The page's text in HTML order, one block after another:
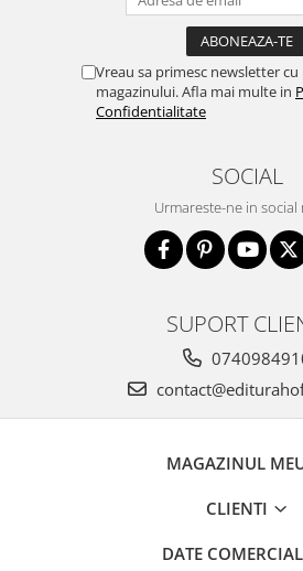
Vreau sa primesc newsletter
magazinului. Afla mai multe in
Confidentialitate
SOCIAL
Urmareste-ne in social
SUPORT
MAGAZINUL
CLIENTI
DATE